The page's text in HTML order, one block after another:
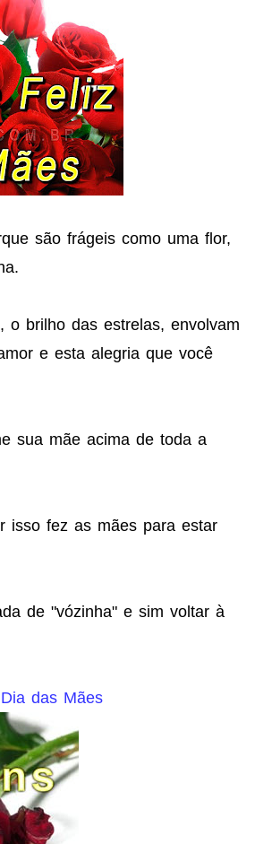
são frágeis como uma flor,
brilho das estrelas, envolvam
e esta alegria que você
sua mãe acima de toda a
isso fez as mães para estar
de "vózinha" e sim voltar à
das Mães